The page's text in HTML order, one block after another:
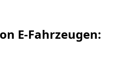
E-Fahrzeugen: